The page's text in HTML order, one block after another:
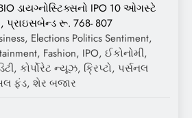
ડાયગ્નોસ્ટિક્સનો IPO 10 ઓગસ્ટે
રૂ. 768- 807
Elections Politics Sentiment,
Fashion, IPO, ઈકોનોમી,
કોર્પોરેટ ન્યૂઝ, ક્રિપ્ટો, પર્સનલ
ફંડ, શેર બજાર